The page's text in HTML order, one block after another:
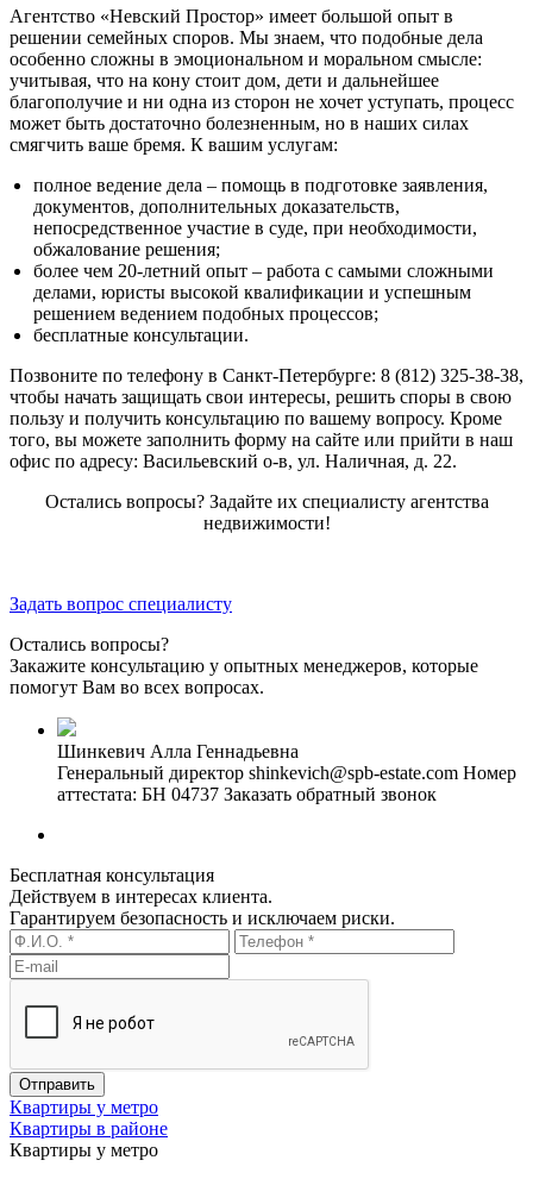
Агентство «Невский Простор» имеет большой опыт в
решении семейных споров. Мы знаем, что подобные дела
особенно сложны в эмоциональном и моральном смысле:
учитывая, что на кону стоит дом, дети и дальнейшее
благополучие и ни одна из сторон не хочет уступать, процесс
может быть достаточно болезненным, но в наших силах
смягчить ваше бремя. К вашим услугам:
полное ведение дела – помощь в подготовке заявления,
документов, дополнительных доказательств,
непосредственное участие в суде, при необходимости,
обжалование решения;
более чем 20-летний опыт – работа с самыми сложными
делами, юристы высокой квалификации и успешным
решением ведением подобных процессов;
бесплатные консультации.
Позвоните по телефону в Санкт-Петербурге: 8 (812) 325-38-38,
чтобы начать защищать свои интересы, решить споры в свою
пользу и получить консультацию по вашему вопросу. Кроме
того, вы можете заполнить форму на сайте или прийти в наш
офис по адресу: Васильевский о-в, ул. Наличная, д. 22.
Остались вопросы? Задайте их специалисту агентства
недвижимости!
Задать вопрос специалисту
Остались вопросы?
Закажите консультацию у опытных менеджеров, которые
помогут Вам во всех вопросах.
Шинкевич Алла Геннадьевна
Генеральный директор shinkevich@spb-estate.com Номер
аттестата: БН 04737 Заказать обратный звонок
Бесплатная консультация
Действуем в интересах клиента.
Гарантируем безопасность и исключаем риски.
Квартиры у метро
Квартиры в районе
Квартиры у метро